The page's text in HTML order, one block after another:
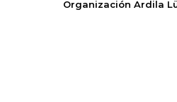
Organización Ardila